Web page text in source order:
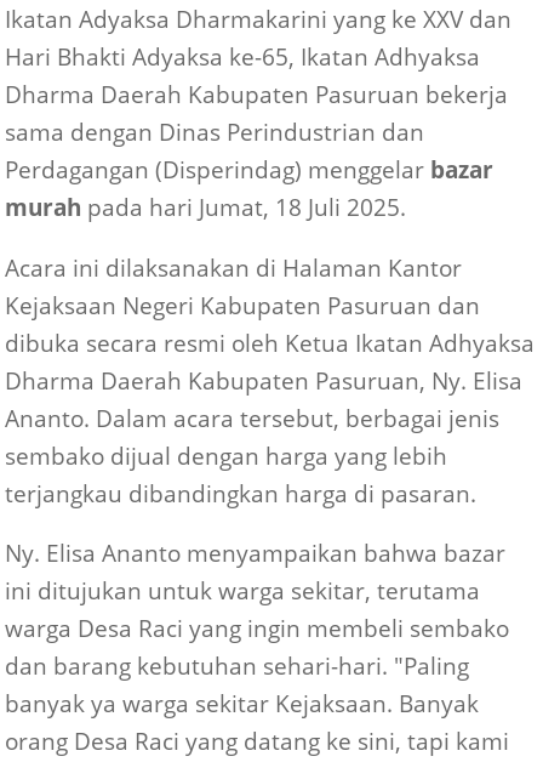
Ikatan Adyaksa Dharmakarini yang ke XXV dan
Hari Bhakti Adyaksa ke-65, Ikatan Adhyaksa
Dharma Daerah Kabupaten Pasuruan bekerja
sama dengan Dinas Perindustrian dan
Perdagangan (Disperindag) menggelar bazar
murah pada hari Jumat, 18 Juli 2025.
Acara ini dilaksanakan di Halaman Kantor
Kejaksaan Negeri Kabupaten Pasuruan dan
dibuka secara resmi oleh Ketua Ikatan Adhyaksa
Dharma Daerah Kabupaten Pasuruan, Ny. Elisa
Ananto. Dalam acara tersebut, berbagai jenis
sembako dijual dengan harga yang lebih
terjangkau dibandingkan harga di pasaran.
Ny. Elisa Ananto menyampaikan bahwa bazar
ini ditujukan untuk warga sekitar, terutama
warga Desa Raci yang ingin membeli sembako
dan barang kebutuhan sehari-hari. "Paling
banyak ya warga sekitar Kejaksaan. Banyak
orang Desa Raci yang datang ke sini, tapi kami